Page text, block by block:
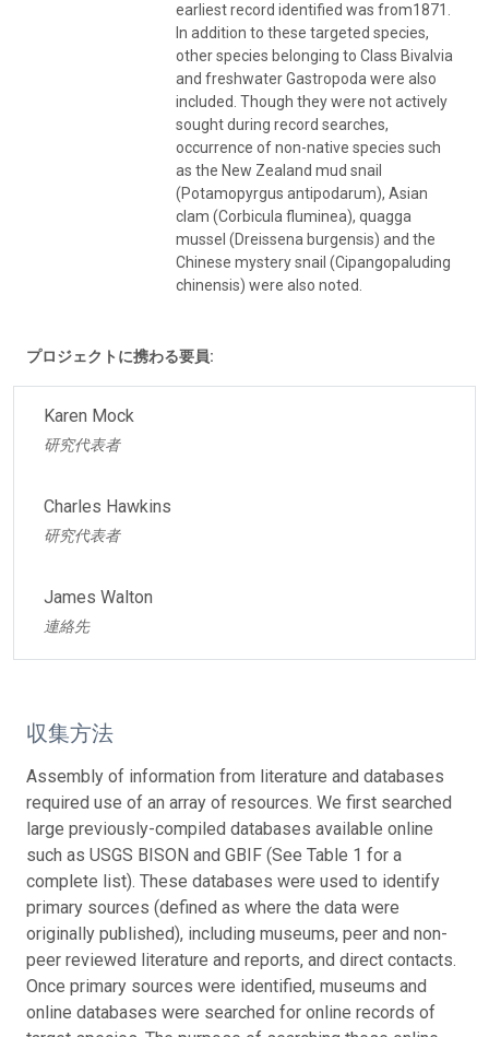
earliest record identified was from1871.
In addition to these targeted species,
other species belonging to Class Bivalvia
and freshwater Gastropoda were also
included. Though they were not actively
sought during record searches,
occurrence of non-native species such
as the New Zealand mud snail
(Potamopyrgus antipodarum), Asian
clam (Corbicula fluminea), quagga
mussel (Dreissena burgensis) and the
Chinese mystery snail (Cipangopaluding
chinensis) were also noted.
プロジェクトに携わる要員:
Karen Mock
研究代表者
Charles Hawkins
研究代表者
James Walton
連絡先
収集方法
Assembly of information from literature and databases
required use of an array of resources. We first searched
large previously-compiled databases available online
such as USGS BISON and GBIF (See Table 1 for a
complete list). These databases were used to identify
primary sources (defined as where the data were
originally published), including museums, peer and non-
peer reviewed literature and reports, and direct contacts.
Once primary sources were identified, museums and
online databases were searched for online records of